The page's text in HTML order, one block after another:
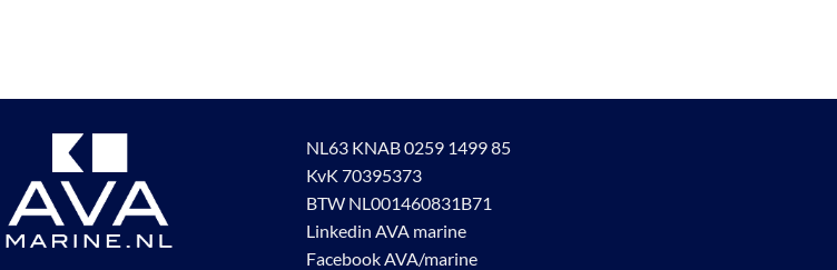
NL63 KNAB 0259 1499 85
KvK 70395373
BTW NL001460831B71
Linkedin AVA marine
Facebook AVA/marine